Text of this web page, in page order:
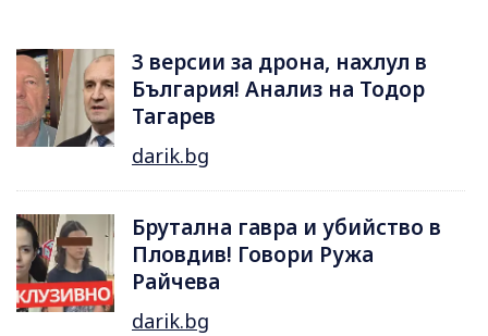
3 версии за дрона, нахлул в
България! Анализ на Тодор
Тагарев
darik.bg
Брутална гавра и убийство в
Пловдив! Говори Ружа
Райчева
darik.bg